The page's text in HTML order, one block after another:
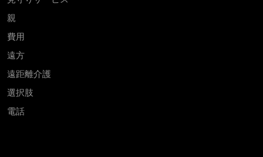
親
費用
遠方
遠距離介護
選択肢
電話